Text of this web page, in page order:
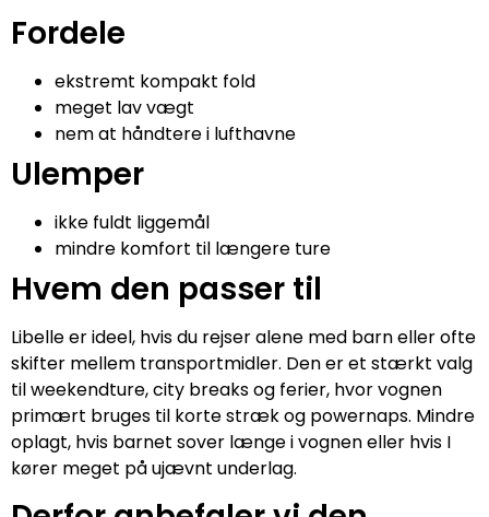
Fordele
ekstremt kompakt fold
meget lav vægt
nem at håndtere i lufthavne
Ulemper
ikke fuldt liggemål
mindre komfort til længere ture
Hvem den passer til
Libelle er ideel, hvis du rejser alene med barn eller ofte
skifter mellem transportmidler. Den er et stærkt valg
til weekendture, city breaks og ferier, hvor vognen
primært bruges til korte stræk og powernaps. Mindre
oplagt, hvis barnet sover længe i vognen eller hvis I
kører meget på ujævnt underlag.